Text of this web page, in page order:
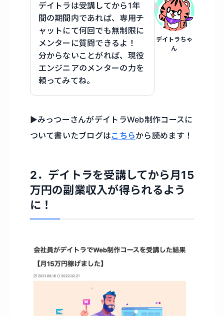
デイトラちゃ
ん
デイトラは受講してから1年
間の期間内であれば、専用チ
ャットにて何回でも無制限に
メンターに質問できるよ！
分からないことがれば、現役
エンジニアのメンターの力を
頼ってみてね。
▶︎みっつーさんがデイトラWeb制作コースに
ついて書いたブログはこちらから読めます！
2．デイトラを受講してから月15
万円の副業収入が得られるよう
に！